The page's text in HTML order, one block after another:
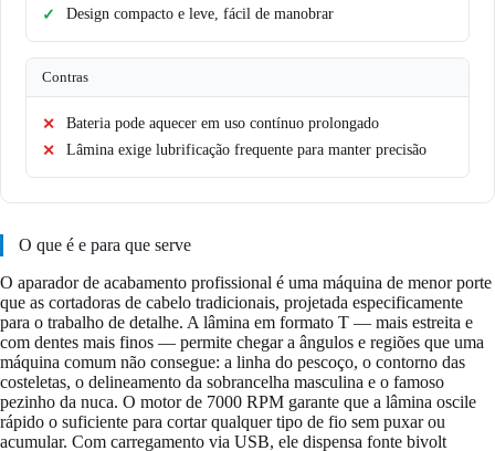
Design compacto e leve, fácil de manobrar
Contras
Bateria pode aquecer em uso contínuo prolongado
Lâmina exige lubrificação frequente para manter precisão
O que é e para que serve
O aparador de acabamento profissional é uma máquina de menor porte
que as cortadoras de cabelo tradicionais, projetada especificamente
para o trabalho de detalhe. A lâmina em formato T — mais estreita e
com dentes mais finos — permite chegar a ângulos e regiões que uma
máquina comum não consegue: a linha do pescoço, o contorno das
costeletas, o delineamento da sobrancelha masculina e o famoso
pezinho da nuca. O motor de 7000 RPM garante que a lâmina oscile
rápido o suficiente para cortar qualquer tipo de fio sem puxar ou
acumular. Com carregamento via USB, ele dispensa fonte bivolt